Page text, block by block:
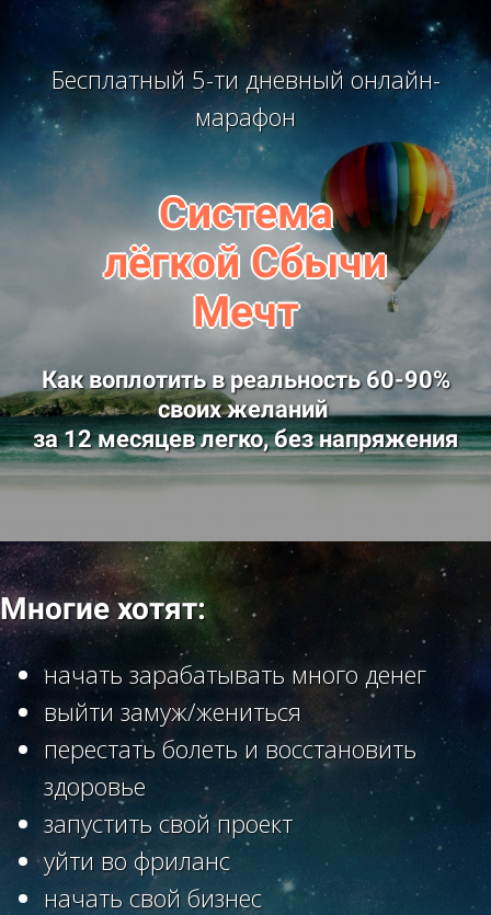
Бесплатный 5-ти дневный онлайн-
марафон
Система
лёгкой Сбычи
Мечт
Как воплотить в реальность 60-90%
своих желаний
за 12 месяцев легко, без напряжения
Многие хотят:
начать зарабатывать много денег
выйти замуж/жениться
перестать болеть и восстановить
здоровье
запустить свой проект
уйти во фриланс
начать свой бизнес